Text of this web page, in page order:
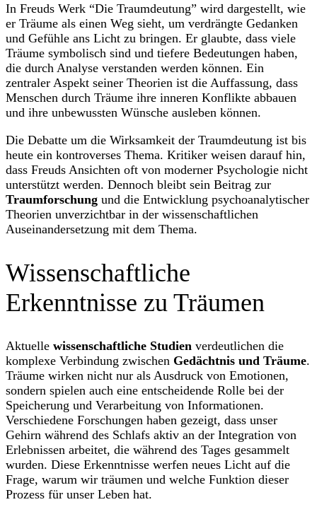
In Freuds Werk “Die Traumdeutung” wird dargestellt, wie
er Träume als einen Weg sieht, um verdrängte Gedanken
und Gefühle ans Licht zu bringen. Er glaubte, dass viele
Träume symbolisch sind und tiefere Bedeutungen haben,
die durch Analyse verstanden werden können. Ein
zentraler Aspekt seiner Theorien ist die Auffassung, dass
Menschen durch Träume ihre inneren Konflikte abbauen
und ihre unbewussten Wünsche ausleben können.
Die Debatte um die Wirksamkeit der Traumdeutung ist bis
heute ein kontroverses Thema. Kritiker weisen darauf hin,
dass Freuds Ansichten oft von moderner Psychologie nicht
unterstützt werden. Dennoch bleibt sein Beitrag zur
Traumforschung und die Entwicklung psychoanalytischer
Theorien unverzichtbar in der wissenschaftlichen
Auseinandersetzung mit dem Thema.
Wissenschaftliche
Erkenntnisse zu Träumen
Aktuelle wissenschaftliche Studien verdeutlichen die
komplexe Verbindung zwischen Gedächtnis und Träume.
Träume wirken nicht nur als Ausdruck von Emotionen,
sondern spielen auch eine entscheidende Rolle bei der
Speicherung und Verarbeitung von Informationen.
Verschiedene Forschungen haben gezeigt, dass unser
Gehirn während des Schlafs aktiv an der Integration von
Erlebnissen arbeitet, die während des Tages gesammelt
wurden. Diese Erkenntnisse werfen neues Licht auf die
Frage, warum wir träumen und welche Funktion dieser
Prozess für unser Leben hat.